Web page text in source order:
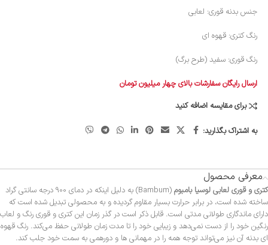
جنس بدنه قوری: لعابی
رنگ کتری: قهوه ای
رنگ قوری: سفید (طرح برگ)
ارسال رایگان سفارشات بالای چهار میلیون تومان
برای مقایسه اضافه کنید
به اشتراک بگذارید:
معرفی محصول
کتری و قوری لعابی لوسیا بامبوم
(Bambum) به دلیل اینکه در دمای 900 درجه سانتی گراد
ساخته شده است، در برابر حرارت بسیار مقاوم گردیده و به محصولی تبدیل شده است که
دارای ماندگاری طولانی مدتی است. قابل ذکر است در گذر زمان این کتری و قوری رنگ و لعاب
رنگین خود را از دست نمی‌دهد و زیبایی خود را تا مدت زمان طولانی حفظ می‌کند. رنگ قهوه
ای بدنه آن نیز می‌تواند توجه همه را در مهمانی ها و دورهمی به سمت خود جلب کند.